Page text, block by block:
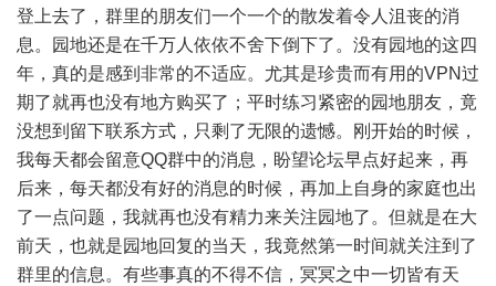
登上去了，群里的朋友们一个一个的散发着令人沮丧的消
息。园地还是在千万人依依不舍下倒下了。没有园地的这四
年，真的是感到非常的不适应。尤其是珍贵而有用的VPN过
期了就再也没有地方购买了；平时练习紧密的园地朋友，竟
没想到留下联系方式，只剩了无限的遗憾。刚开始的时候，
我每天都会留意QQ群中的消息，盼望论坛早点好起来，再
后来，每天都没有好的消息的时候，再加上自身的家庭也出
了一点问题，我就再也没有精力来关注园地了。但就是在大
前天，也就是园地回复的当天，我竟然第一时间就关注到了
群里的信息。有些事真的不得不信，冥冥之中一切皆有天